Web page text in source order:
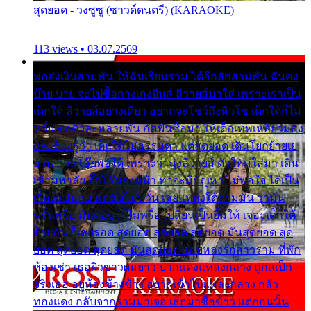
สุดยอด - วงซูซู (ซาวด์ดนตรี) (KARAOKE)
113 views • 03.07.2569
พ่อส่งเงินสามพัน ให้ฉันเรียนราม ได้อีกสักสามพัน ฉันคง
บ๊าย บาย จะไปซื้อกางเกงยีนส์ ลีวายส์มาใส่ เพราะเราเป็น
เด็กใต้ ลีวายส์อย่างเดียว อยากจะโชว์ถึงหิวโซ เด็กใต้ก็ไม่
หวั่น ตกตัวละหลายพัน กัดฟันซื้อมา ให้เด็กเทพเหลียวมอง
และต้องรู้ว่า เด็กใต้ไม่ธรรมดา แต่สุดยอด เดินโยกย้ายเย
ยวน กวนโอ๊ยพอได้ เพราะว่านุ่งลีวายส์ ตัวใหม่ใส่มา เดิน
เข้ามหาลัย จิ๊กโก๊มองหน้า ท่าจะมีปัญหา ไม่พอใจ ได้เป็น
เรื่องแน่นอน แต่ฉันไม่หวั่น เลยแหลงใต้ถามมัน ว่ามัน
พรั่นพรือ มันตอบว่าไม่พรื่อ เปลี่ยนเป็นยิ้มให้ เจอะเด็กใต้
ด้วยกัน ก็เลยรอด สุดยอด สุดยอด สุดยอด มันสุดยอด สุด
ยอด สุดยอด สุดยอด มันสุดยอด แอบหลงรักสาวราม ที่พัก
ห้องเช่า เธอผิวขาวผมยาว ปากแดงแหลงกลาง ถูกสเป็ก
จริงเธอ อยู่ห้องข้างข้าง อยากเข้าไปแหลงกลาง กลัว
ทองแดง กลับจากรามมาเจอ เธอมาซื้อข้าว แต่ก่อนนั้น